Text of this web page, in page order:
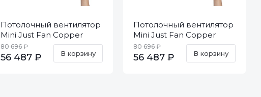
Потолочный вентилятор
Mini Just Fan Copper
Wood DC 33427
80 696 ₽
56 487 ₽ В корзину
Потолочный вентилятор
Mini Just Fan Copper
Black DC 33423
80 696 ₽
56 487 ₽ В корзину